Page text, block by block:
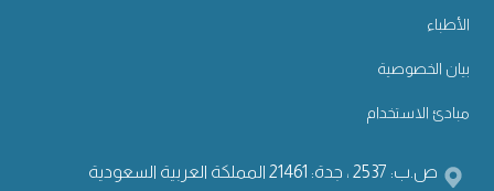
الأطباء
بيان الخصوصية
مبادئ الاستخدام
ص.ب: 2537 ، جدة: 21461 المملكة العربية السعودية